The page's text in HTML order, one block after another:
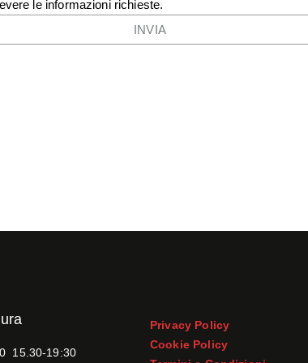
le informazioni richieste.
15.30-19:30
Privacy Policy
Cookie Policy